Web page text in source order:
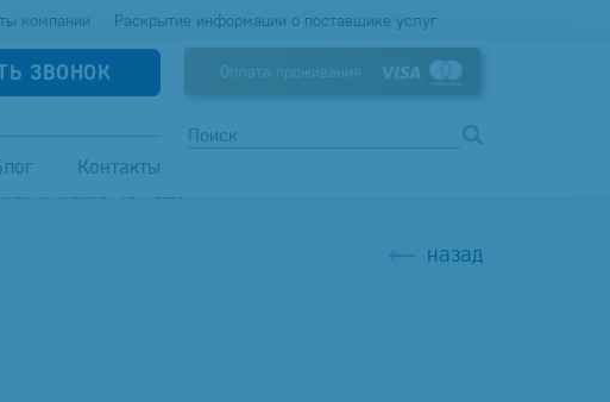
компании Раскрытие информации о поставщике услуг
ЗВОНОК
Контакты
Оплата проживания
АЛЕКСЕЙ СЕРГЕЕВИЧ
назад